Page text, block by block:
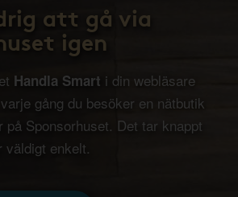
att gå via
igen
Handla Smart i din webläsare
gång du besöker en nätbutik
på Sponsorhuset. Det tar knappt
väldigt enkelt.